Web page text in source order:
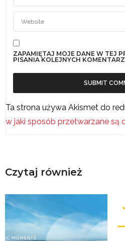
ZAPAMIĘTAJ MOJE DANE W TEJ
PISANIA KOLEJNYCH
Ta strona używa Akismet do
w jaki sposób przetwarzane są
Czytaj również